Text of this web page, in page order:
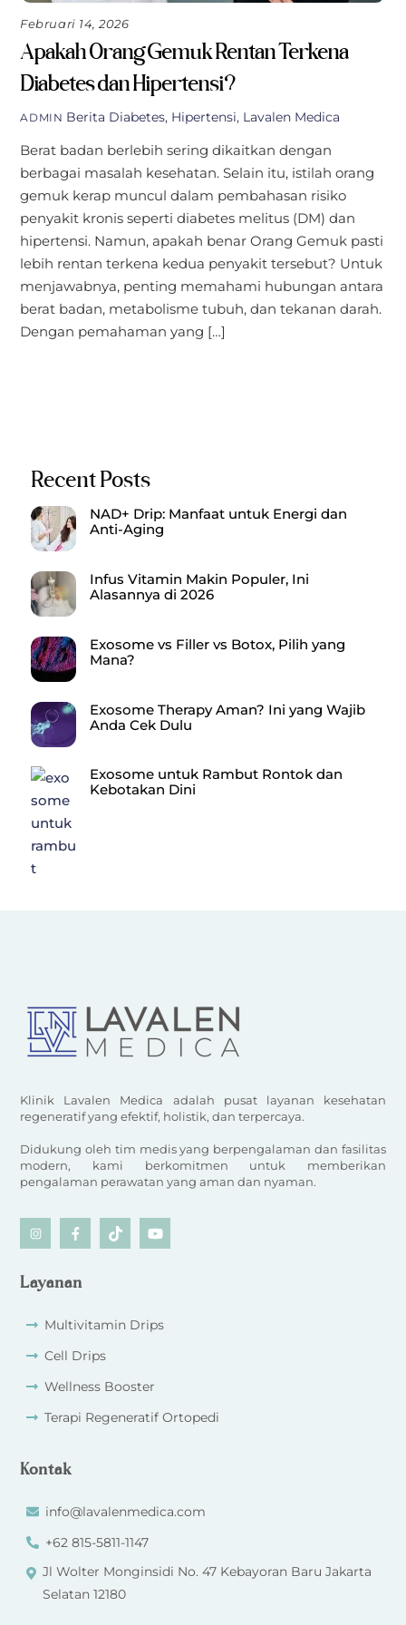
Februari 14, 2026
Apakah Orang Gemuk Rentan Terkena
Diabetes dan Hipertensi?
ADMIN Berita Diabetes, Hipertensi, Lavalen Medica
Berat badan berlebih sering dikaitkan dengan
berbagai masalah kesehatan. Selain itu, istilah orang
gemuk kerap muncul dalam pembahasan risiko
penyakit kronis seperti diabetes melitus (DM) dan
hipertensi. Namun, apakah benar Orang Gemuk pasti
lebih rentan terkena kedua penyakit tersebut? Untuk
menjawabnya, penting memahami hubungan antara
berat badan, metabolisme tubuh, dan tekanan darah.
Dengan pemahaman yang […]
Recent Posts
NAD+ Drip: Manfaat untuk Energi dan
Anti-Aging
Infus Vitamin Makin Populer, Ini
Alasannya di 2026
Exosome vs Filler vs Botox, Pilih yang
Mana?
Exosome Therapy Aman? Ini yang Wajib
Anda Cek Dulu
Exosome untuk Rambut Rontok dan
Kebotakan Dini
Klinik Lavalen Medica adalah pusat layanan kesehatan
regeneratif yang efektif, holistik, dan terpercaya.
Didukung oleh tim medis yang berpengalaman dan fasilitas
modern, kami berkomitmen untuk memberikan
pengalaman perawatan yang aman dan nyaman.
Icon
Icon
Icon
Icon
Layanan
Multivitamin Drips
Cell Drips
Wellness Booster
Terapi Regeneratif Ortopedi
Kontak
info@lavalenmedica.com
+62 815-5811-1147
Jl Wolter Monginsidi No. 47 Kebayoran Baru Jakarta
Selatan 12180